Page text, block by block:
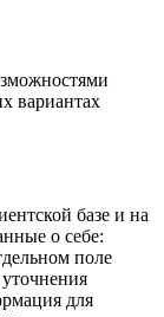
вариантах
базе и на
о себе:
поле
для